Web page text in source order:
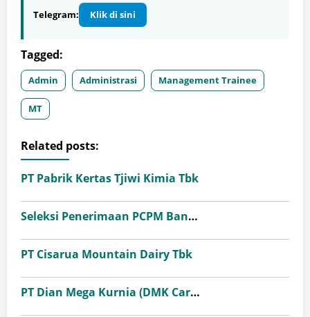
Telegram: Klik di sini
Tagged:
Admin Administrasi Management Trainee
MT
Related posts:
PT Pabrik Kertas Tjiwi Kimia Tbk
Seleksi Penerimaan PCPM Bank Indonesia Angkatan 41
PT Cisarua Mountain Dairy Tbk
PT Dian Mega Kurnia (DMK Cargo)